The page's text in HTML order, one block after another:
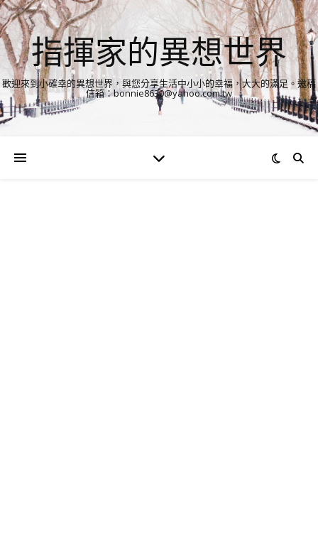
指揮家的異想世界
歡迎來到小確幸的異想世界，與您分享生活中小小的幸福，大大的滿足。邀稿
信箱：bonnie8630@yahoo.com.tw